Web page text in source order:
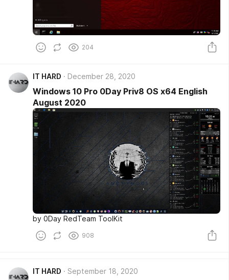
204
IT HARD December 28, 2020
Windows 10 Pro 0Day Priv8 OS x64 English
August 2020
by 0Day RedTeam ToolKit
908
IT HARD September 18, 2020